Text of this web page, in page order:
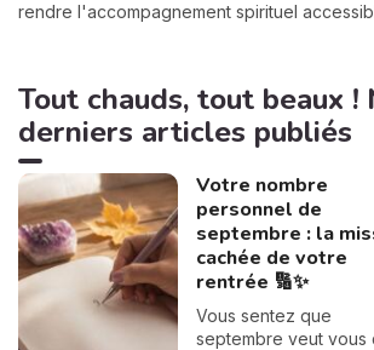
rendre l'accompagnement spirituel
Tout chauds, tout beaux !
derniers articles publiés
Votre nombre
personnel de
septembre : la
cachée de votre
rentrée 🔢✨
Vous sentez que
septembre veut vous